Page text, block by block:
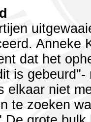
Anneke
dat het
is
elkaar niet
te zoeken